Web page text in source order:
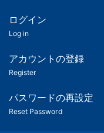
ツ
匿
名
ユ
ー
ログイン
Log in
アカウントの登録
Register
パスワードの再設定
Reset Password